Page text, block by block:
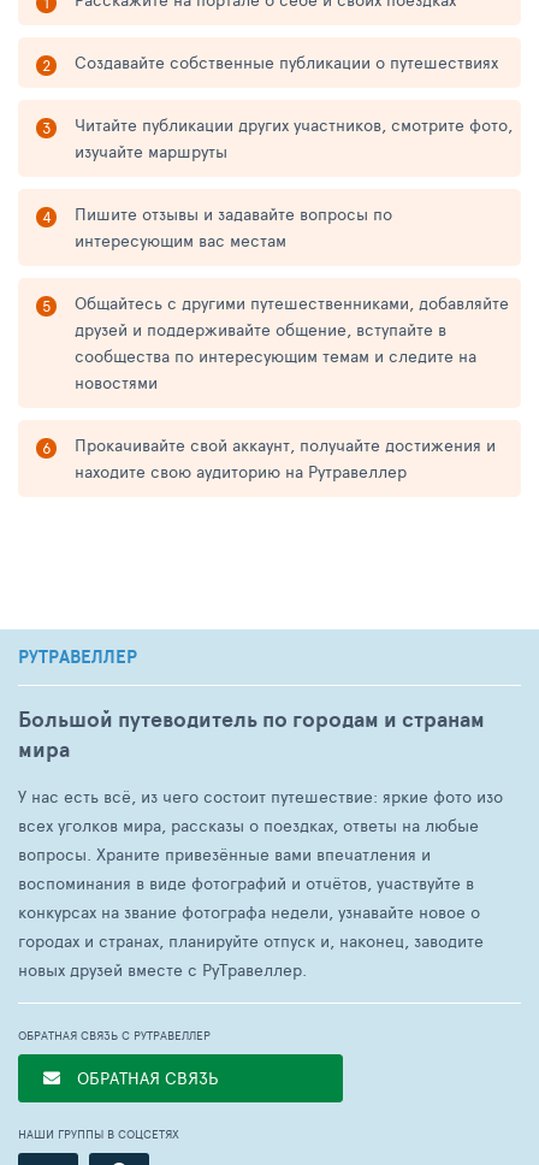
Создавайте собственные публикации о путешествиях
Читайте публикации других участников, смотрите фото,
изучайте маршруты
Пишите отзывы и задавайте вопросы по
интересующим вас местам
Общайтесь с другими путешественниками, добавляйте
друзей и поддерживайте общение, вступайте в
сообщества по интересующим темам и следите на
новостями
Прокачивайте свой аккаунт, получайте достижения и
находите свою аудиторию на Рутравеллер
РУТРАВЕЛЛЕР
Большой путеводитель по городам и странам
мира
У нас есть всё, из чего состоит путешествие: яркие фото изо
всех уголков мира, рассказы о поездках, ответы на любые
вопросы. Храните привезённые вами впечатления и
воспоминания в виде фотографий и отчётов, участвуйте в
конкурсах на звание фотографа недели, узнавайте новое о
городах и странах, планируйте отпуск и, наконец, заводите
новых друзей вместе с РуТравеллер.
ОБРАТНАЯ СВЯЗЬ С РУТРАВЕЛЛЕР
ОБРАТНАЯ СВЯЗЬ
НАШИ ГРУППЫ В СОЦСЕТЯХ